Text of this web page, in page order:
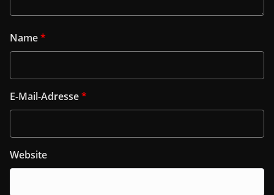
Name*
E-Mail-Adresse*
Website